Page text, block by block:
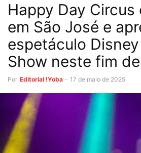
Happy Day Circus
em São José e
espetáculo
Show neste fim
Por Editorial !Yoba - 17 de maio de 2025